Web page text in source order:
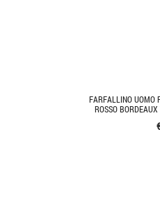
FARFALLINO UOMO
ROSSO